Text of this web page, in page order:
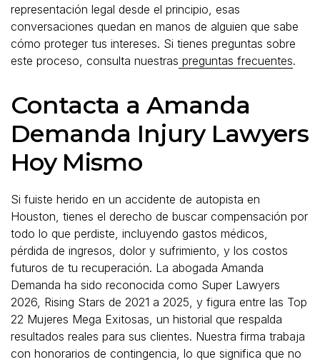
representación legal desde el principio, esas
conversaciones quedan en manos de alguien que sabe
cómo proteger tus intereses. Si tienes preguntas sobre
este proceso, consulta nuestras preguntas frecuentes.
Contacta a Amanda
Demanda Injury Lawyers
Hoy Mismo
Si fuiste herido en un accidente de autopista en
Houston, tienes el derecho de buscar compensación por
todo lo que perdiste, incluyendo gastos médicos,
pérdida de ingresos, dolor y sufrimiento, y los costos
futuros de tu recuperación. La abogada Amanda
Demanda ha sido reconocida como Super Lawyers
2026, Rising Stars de 2021 a 2025, y figura entre las Top
22 Mujeres Mega Exitosas, un historial que respalda
resultados reales para sus clientes. Nuestra firma trabaja
con honorarios de contingencia, lo que significa que no